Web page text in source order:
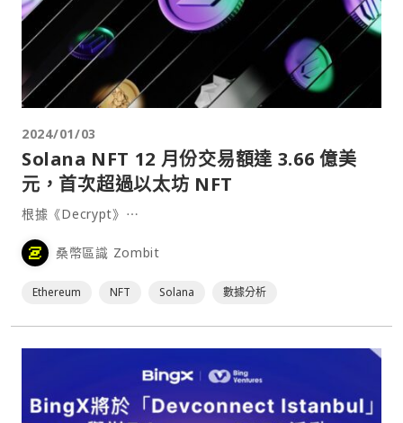
2024/01/03
Solana NFT 12 月份交易額達 3.66 億美
元，首次超過以太坊 NFT
根據《Decrypt》⋯
桑幣區識 Zombit
Ethereum NFT Solana 數據分析